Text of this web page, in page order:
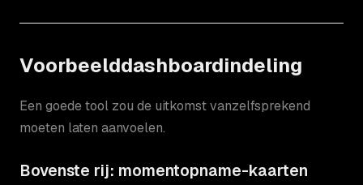
Voorbeelddashboardindeling
Een goede tool zou de uitkomst vanzelfsprekend
moeten laten aanvoelen.
Bovenste rij: momentopname-kaarten